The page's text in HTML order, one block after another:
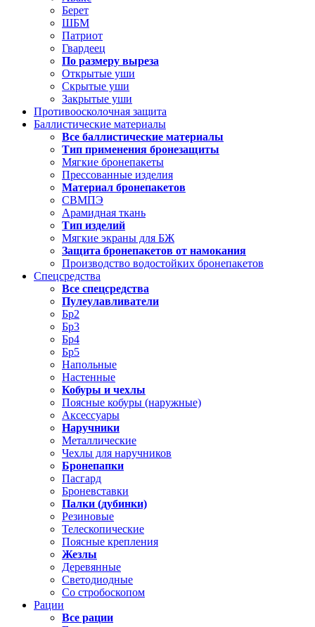
Берет
ШБМ
Патриот
Гвардеец
По размеру выреза
Открытые уши
Скрытые уши
Закрытые уши
Противоосколочная защита
Баллистические материалы
Все баллистические материалы
Тип применения бронезащиты
Мягкие бронепакеты
Прессованные изделия
Материал бронепакетов
СВМПЭ
Арамидная ткань
Тип изделий
Мягкие экраны для БЖ
Защита бронепакетов от намокания
Производство водостойких бронепакетов
Спецсредства
Все спецсредства
Пулеулавливатели
Бр2
Бр3
Бр4
Бр5
Напольные
Настенные
Кобуры и чехлы
Поясные кобуры (наружные)
Аксессуары
Наручники
Металлические
Чехлы для наручников
Бронепапки
Пасгард
Броневставки
Палки (дубинки)
Резиновые
Телескопические
Поясные крепления
Жезлы
Деревянные
Светодиодные
Со стробоскопом
Рации
Все рации